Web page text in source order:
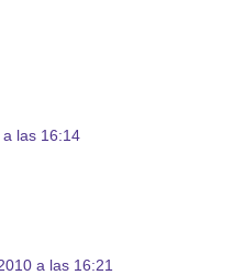
las 16:14
a las 16:21